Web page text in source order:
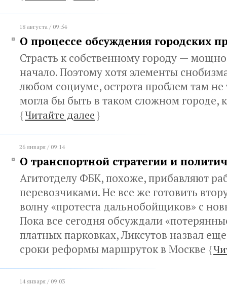
18 августа / 09:54
О процессе обсуждения городских
Страсть к собственному городу —
начало. Поэтому хотя элементы
любом социуме, острота проблем там не
могла бы быть в таком сложном городе,
{Читайте далее}
26 января / 09:14
О транспортной стратегии и
Агитотделу ФБК, похоже, прибавляют
перевозчиками. Не все же готовить
волну «протеста дальнобойщиков» с
Пока все сегодня обсуждали
платных парковках, Ликсутов назвал
сроки реформы маршруток в Москве {
14 января / 09:03